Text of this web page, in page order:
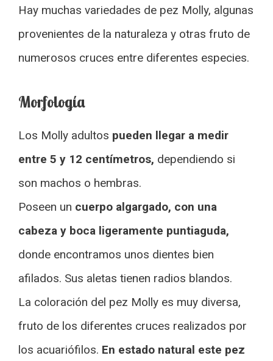
Hay muchas variedades de pez Molly, algunas
provenientes de la naturaleza y otras fruto de
numerosos cruces entre diferentes especies.
Morfología
Los Molly adultos pueden llegar a medir
entre 5 y 12 centímetros, dependiendo si
son machos o hembras.
Poseen un cuerpo algargado, con una
cabeza y boca ligeramente puntiaguda,
donde encontramos unos dientes bien
afilados. Sus aletas tienen radios blandos.
La coloración del pez Molly es muy diversa,
fruto de los diferentes cruces realizados por
los acuariófilos. En estado natural este pez